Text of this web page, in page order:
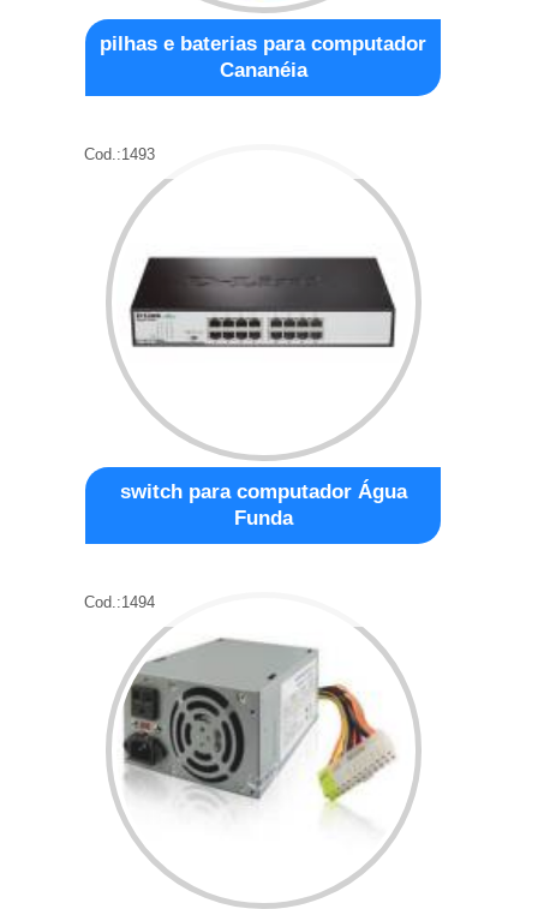
pilhas e baterias para computador
Cananéia
Cod.:1493
switch para computador Água
Funda
Cod.:1494